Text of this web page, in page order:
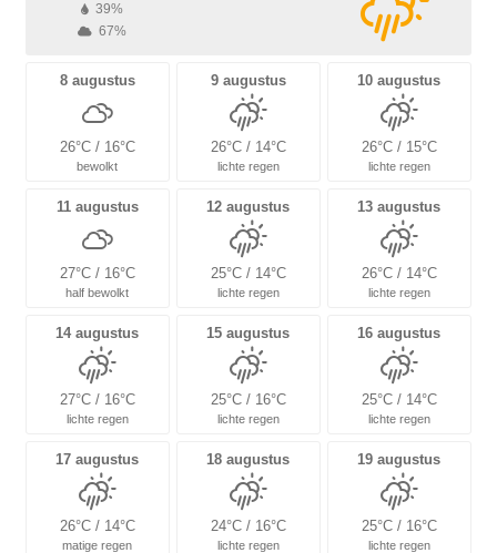
39%
67%
8 augustus
26°C / 16°C
bewolkt
9 augustus
26°C / 14°C
lichte regen
10 augustus
26°C / 15°C
lichte regen
11 augustus
27°C / 16°C
half bewolkt
12 augustus
25°C / 14°C
lichte regen
13 augustus
26°C / 14°C
lichte regen
14 augustus
27°C / 16°C
lichte regen
15 augustus
25°C / 16°C
lichte regen
16 augustus
25°C / 14°C
lichte regen
17 augustus
26°C / 14°C
matige regen
18 augustus
24°C / 16°C
lichte regen
19 augustus
25°C / 16°C
lichte regen